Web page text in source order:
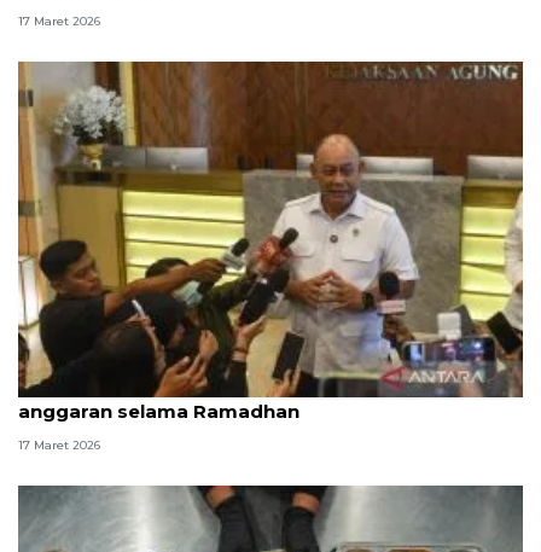
17 Maret 2026
BGN setop 62 SPPG dengan menu MBG tak sesuai
anggaran selama Ramadhan
17 Maret 2026